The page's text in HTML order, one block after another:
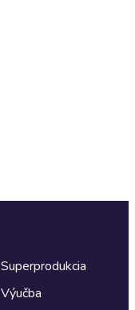
Superprodukcia
Výučba